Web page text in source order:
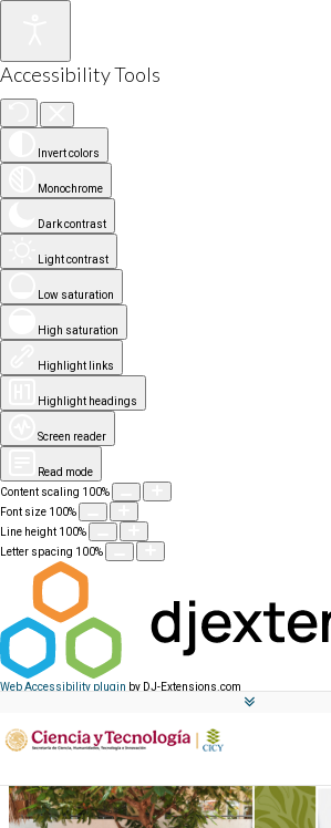
Accessibility Tools
Invert colors
Monochrome
Dark contrast
Light contrast
Low saturation
High saturation
Highlight links
Highlight headings
Screen reader
Read mode
Content scaling 100%
Font size 100%
Line height 100%
Letter spacing 100%
Web Accessibility plugin by DJ-Extensions.com